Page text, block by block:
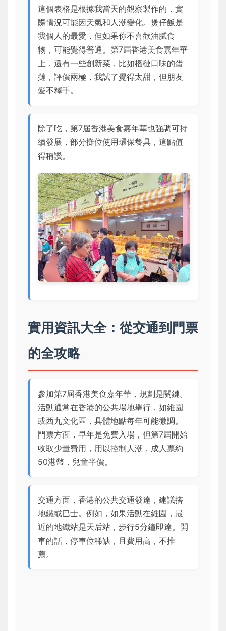
這個表格是根據我當天的觀察製作的，實
際情況可能因天氣和人潮變化。煲仔飯是
我個人的最愛，但如果你不喜歡油膩食
物，可能覺得普通。第7屆香港美食嘉年華
上，還有一些創新菜，比如榴槤口味的蛋
撻，評價兩極，我試了覺得太甜，但朋友
愛不釋手。
除了吃，第7屆香港美食嘉年華也強調可持
續發展，部分攤位使用環保餐具，這點值
得稱讚。
實用資訊大全：從交通到門票
的全攻略
參加第7屆香港美食嘉年華，規劃是關鍵。
活動通常在香港的公共場地舉行，如維園
或西九文化區，具體地點每年可能微調。
門票方面，早年是免費入場，但第7屆開始
收取少量費用，用以控制人潮，成人票約
50港幣，兒童半價。
交通方面，香港的公共交通發達，建議搭
地鐵或巴士。例如，如果活動在維園，最
近的地鐵站是天后站，步行5分鐘即達。開
車的話，停車位稀缺，且費用高，不推
薦。